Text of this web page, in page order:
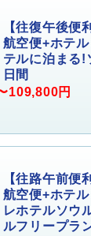
【往復午後便
航空便+ホテ
テルに泊まる!
日間
109,800円
【往路午前便
航空便+ホテ
レホテルソウ
ルフリープラ